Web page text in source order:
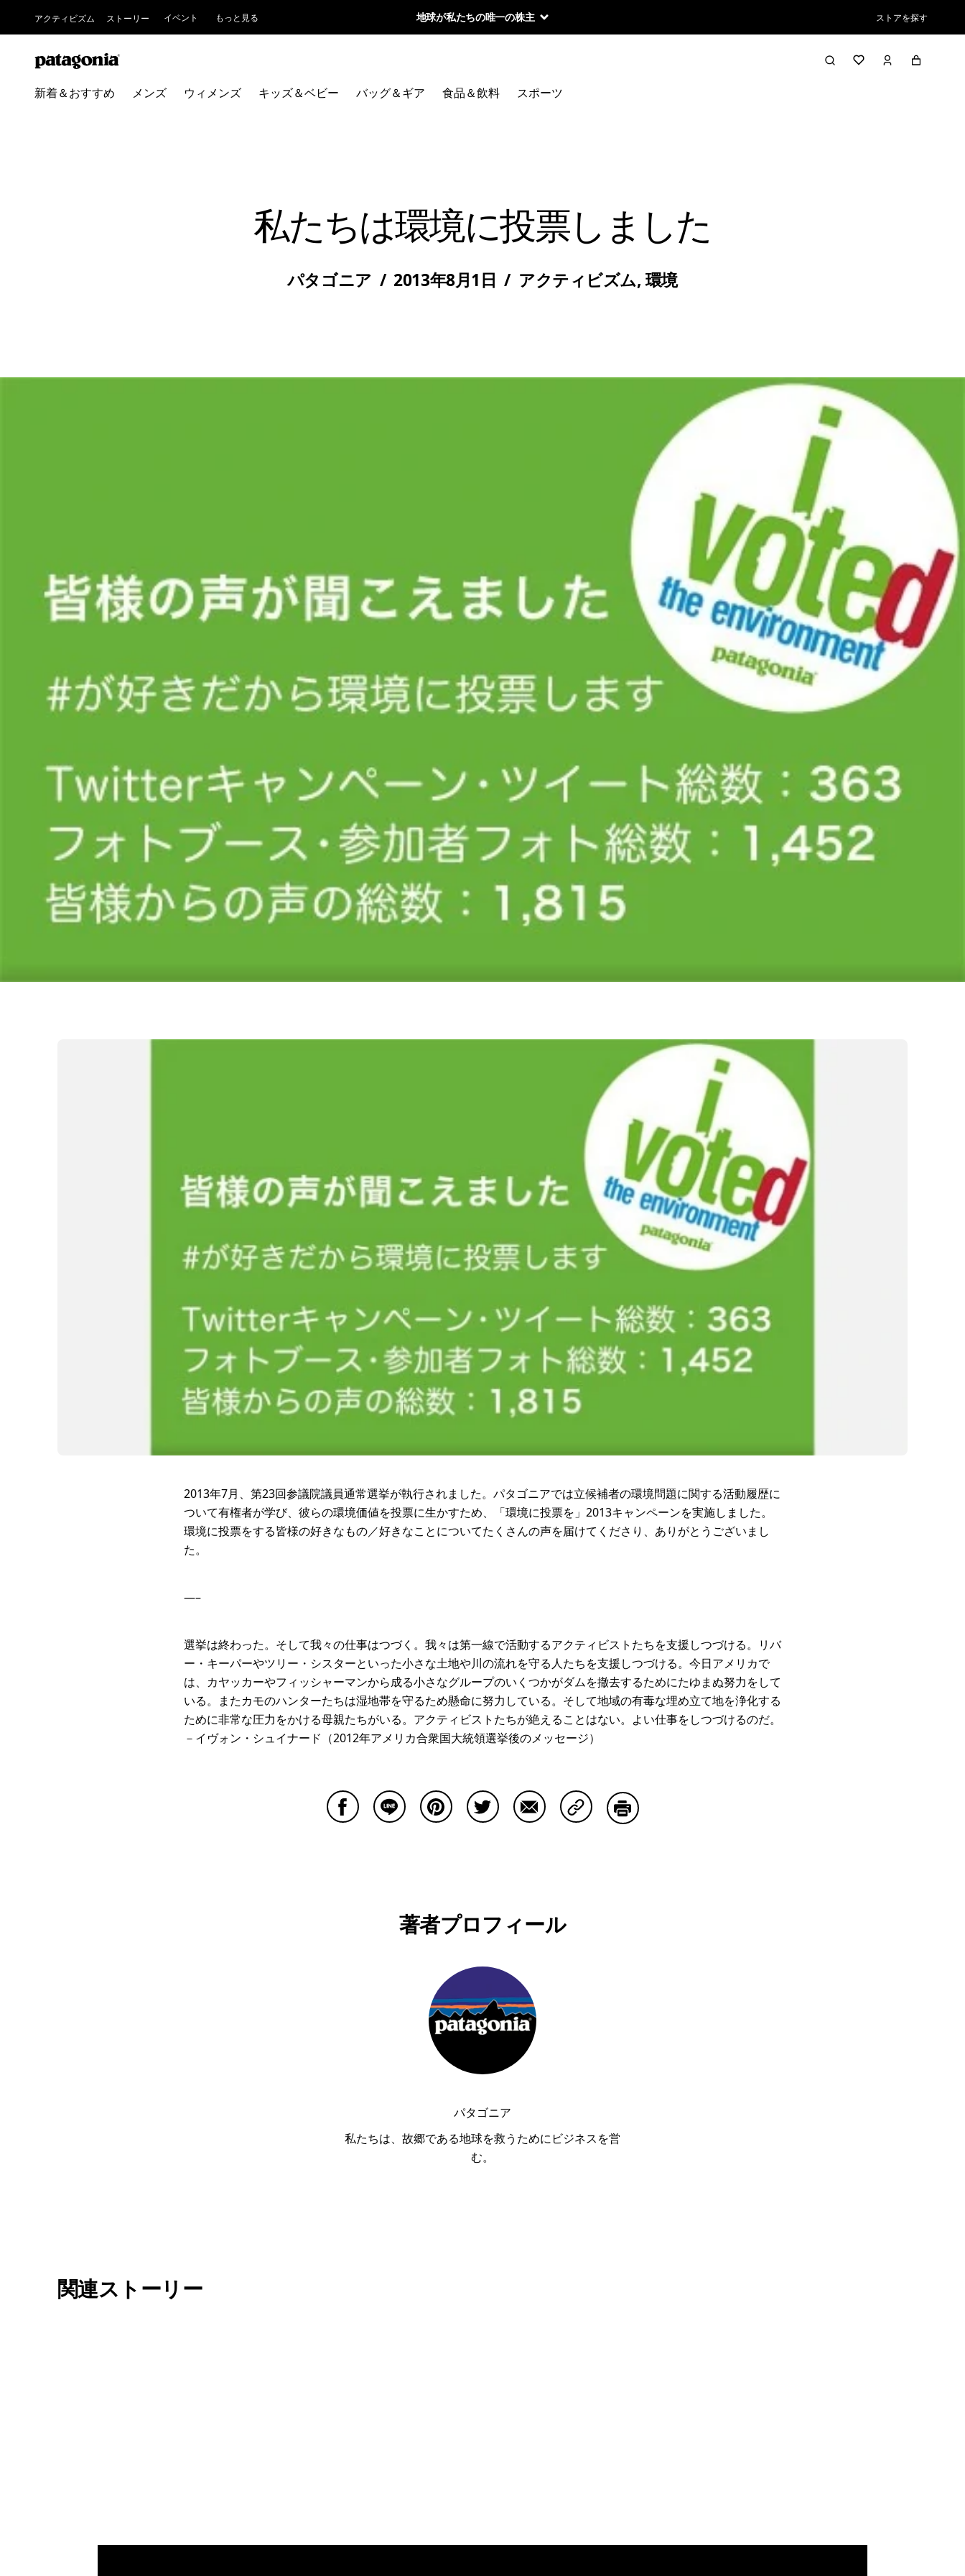
アクティビズム ストーリー イベント もっと見る 地球が私たちの唯一の株主 ストアを探す
新着＆おすすめ メンズ ウィメンズ キッズ＆ベビー バッグ＆ギア 食品＆飲料 スポーツ
私たちは環境に投票しました
パタゴニア / 2013年8月1日 / アクティビズム,環境
2013年7月、第23回参議院議員通常選挙が執行されました。パタゴニアでは立候補者の環境問題に関する活動履歴に
ついて有権者が学び、彼らの環境価値を投票に生かすため、「環境に投票を」2013キャンペーンを実施しました。
環境に投票をする皆様の好きなもの／好きなことについてたくさんの声を届けてくださり、ありがとうございまし
た。
—–
選挙は終わった。そして我々の仕事はつづく。我々は第一線で活動するアクティビストたちを支援しつづける。リバ
ー・キーパーやツリー・シスターといった小さな土地や川の流れを守る人たちを支援しつづける。今日アメリカで
は、カヤッカーやフィッシャーマンから成る小さなグループのいくつかがダムを撤去するためにたゆまぬ努力をして
いる。またカモのハンターたちは湿地帯を守るため懸命に努力している。そして地域の有毒な埋め立て地を浄化する
ために非常な圧力をかける母親たちがいる。アクティビストたちが絶えることはない。よい仕事をしつづけるのだ。
－イヴォン・シュイナード（2012年アメリカ合衆国大統領選挙後のメッセージ）
著者プロフィール
パタゴニア
私たちは、故郷である地球を救うためにビジネスを営
む。
関連ストーリー